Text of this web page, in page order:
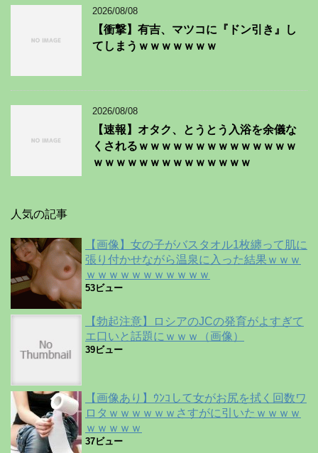
2026/08/08
【衝撃】有吉、マツコに『ドン引き』し
てしまうｗｗｗｗｗｗｗ
2026/08/08
【速報】オタク、とうとう入浴を余儀な
くされるｗｗｗｗｗｗｗｗｗｗｗｗｗｗ
ｗｗｗｗｗｗｗｗｗｗｗｗｗｗ
人気の記事
【画像】女の子がバスタオル1枚纏って肌に
張り付かせながら温泉に入った結果ｗｗｗ
ｗｗｗｗｗｗｗｗｗｗｗ
53ビュー
【勃起注意】ロシアのJCの発育がよすぎて
エ口いと話題にｗｗｗ（画像）
39ビュー
【画像あり】ｳﾝｺして女がお尻を拭く回数ワ
ロタｗｗｗｗｗｗさすがに引いたｗｗｗｗ
ｗｗｗｗｗ
37ビュー